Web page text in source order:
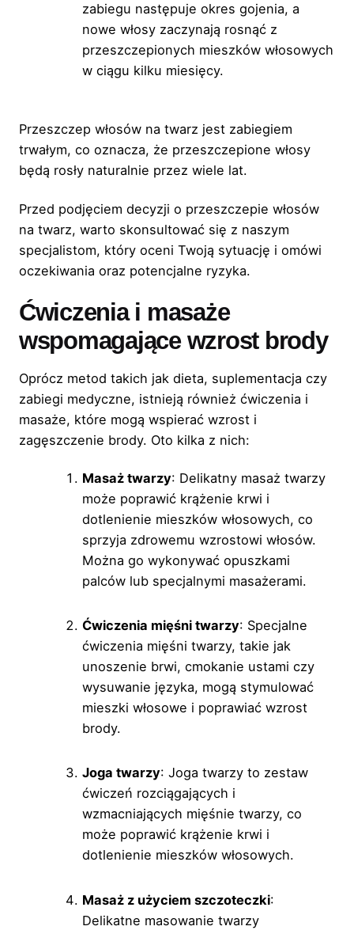
zabiegu następuje okres gojenia, a
nowe włosy zaczynają rosnąć z
przeszczepionych mieszków włosowych
w ciągu kilku miesięcy.
Przeszczep włosów na twarz jest zabiegiem
trwałym, co oznacza, że przeszczepione włosy
będą rosły naturalnie przez wiele lat.
Przed podjęciem decyzji o przeszczepie włosów
na twarz, warto skonsultować się z naszym
specjalistom, który oceni Twoją sytuację i omówi
oczekiwania oraz potencjalne ryzyka.
Ćwiczenia i masaże
wspomagające wzrost brody
Oprócz metod takich jak dieta, suplementacja czy
zabiegi medyczne, istnieją również ćwiczenia i
masaże, które mogą wspierać wzrost i
zagęszczenie brody. Oto kilka z nich:
Masaż twarzy: Delikatny masaż twarzy
może poprawić krążenie krwi i
dotlenienie mieszków włosowych, co
sprzyja zdrowemu wzrostowi włosów.
Można go wykonywać opuszkami
palców lub specjalnymi masażerami.
Ćwiczenia mięśni twarzy: Specjalne
ćwiczenia mięśni twarzy, takie jak
unoszenie brwi, cmokanie ustami czy
wysuwanie języka, mogą stymulować
mieszki włosowe i poprawiać wzrost
brody.
Joga twarzy: Joga twarzy to zestaw
ćwiczeń rozciągających i
wzmacniających mięśnie twarzy, co
może poprawić krążenie krwi i
dotlenienie mieszków włosowych.
Masaż z użyciem szczoteczki:
Delikatne masowanie twarzy